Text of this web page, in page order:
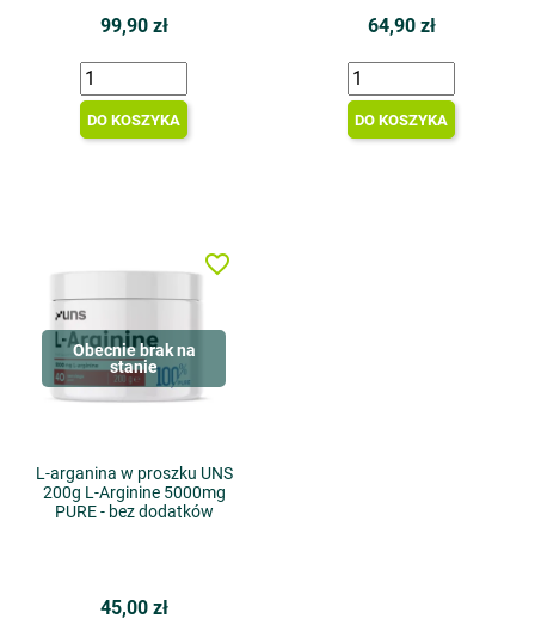
99,90 zł
DO KOSZYKA
64,90 zł
DO KOSZYKA
Obecnie brak na
stanie
L-arganina w proszku UNS
200g L-Arginine 5000mg
PURE - bez dodatków
45,00 zł
favorite_border